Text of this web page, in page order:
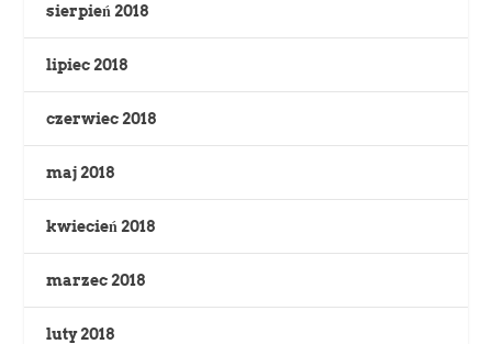
sierpień 2018
lipiec 2018
czerwiec 2018
maj 2018
kwiecień 2018
marzec 2018
luty 2018